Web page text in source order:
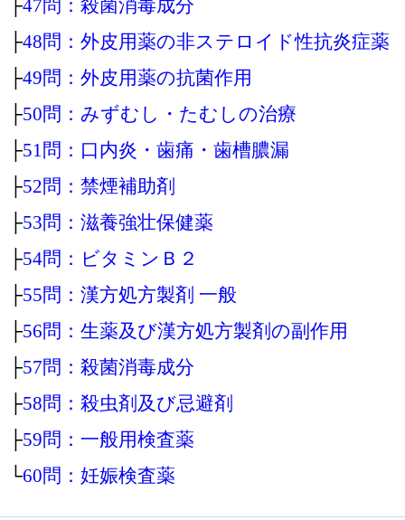
├47問：殺菌消毒成分
├48問：外皮用薬の非ステロイド性抗炎症薬
├49問：外皮用薬の抗菌作用
├50問：みずむし・たむしの治療
├51問：口内炎・歯痛・歯槽膿漏
├52問：禁煙補助剤
├53問：滋養強壮保健薬
├54問：ビタミンＢ２
├55問：漢方処方製剤 一般
├56問：生薬及び漢方処方製剤の副作用
├57問：殺菌消毒成分
├58問：殺虫剤及び忌避剤
├59問：一般用検査薬
└60問：妊娠検査薬